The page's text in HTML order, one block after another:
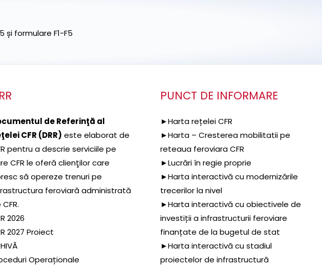
și formulare F1-F5
de Referinţă al
CFR (DRR) este elaborat de
pentru a descrie serviciile pe
CFR le oferă clienţilor care
să opereze trenuri pe
feroviară administrată
2026
2027 Proiect
Operaționale
PUNCT DE INFORMARE
►Harta rețelei CFR
►Harta – Cresterea mobilitatii pe
reteaua feroviara CFR
►Lucrări în regie proprie
►Harta interactivă cu modernizările
trecerilor la nivel
►Harta interactivă cu obiectivele de
investiții a infrastructurii feroviare
finanțate de la bugetul de stat
►Harta interactivă cu stadiul
proiectelor de infrastructură